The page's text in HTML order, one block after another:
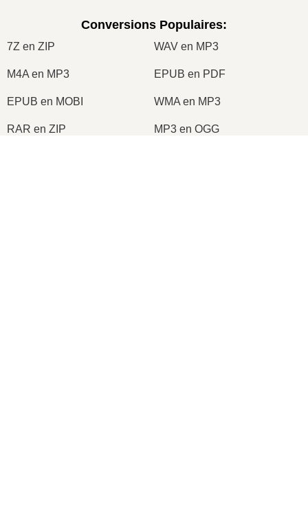
Conversions Populaires:
7Z en ZIP WAV en MP3
M4A en MP3 EPUB en PDF
EPUB en MOBI WMA en MP3
RAR en ZIP MP3 en OGG